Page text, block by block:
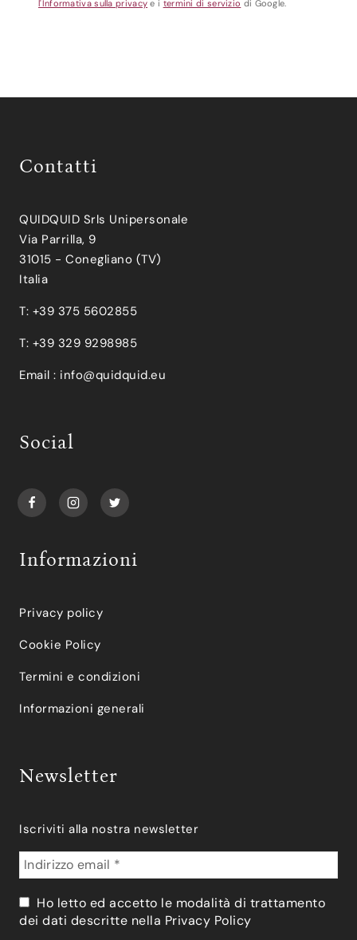
l'Informativa sulla privacy e i termini di servizio di Google.
Contatti
QUIDQUID Srls Unipersonale
Via Parrilla, 9
31015 - Conegliano (TV)
Italia
T: +39 375 5602855
T: +39 329 9298985
Email : info@quidquid.eu
Social
Informazioni
Privacy policy
Cookie Policy
Termini e condizioni
Informazioni generali
Newsletter
Iscriviti alla nostra newsletter
Ho letto ed accetto le modalità di trattamento
dei dati descritte nella Privacy Policy